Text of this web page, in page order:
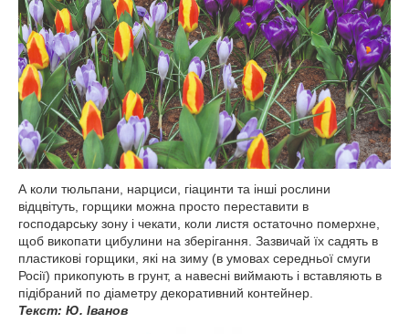
А коли тюльпани, нарциси, гіацинти та інші рослини
відцвітуть, горщики можна просто переставити в
господарську зону і чекати, коли листя остаточно померхне,
щоб викопати цибулини на зберігання. Зазвичай їх садять в
пластикові горщики, які на зиму (в умовах середньої смуги
Росії) прикопують в грунт, а навесні виймають і вставляють в
підібраний по діаметру декоративний контейнер.
Текст: Ю. Іванов